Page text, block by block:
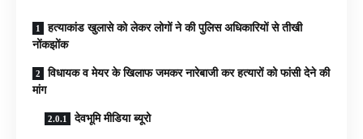
हत्याकांड खुलासे को लेकर लोगों ने की पुलिस अधिकारियों से तीखी
नोंकझोंक
विधायक व मेयर के खिलाफ जमकर नारेबाजी कर हत्यारों को फांसी देने की
मांग
देवभूमि मीडिया ब्यूरो